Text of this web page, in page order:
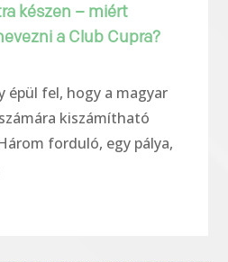
készen – miért
a Club Cupra?
épül fel, hogy a magyar
kiszámítható
forduló, egy pálya,